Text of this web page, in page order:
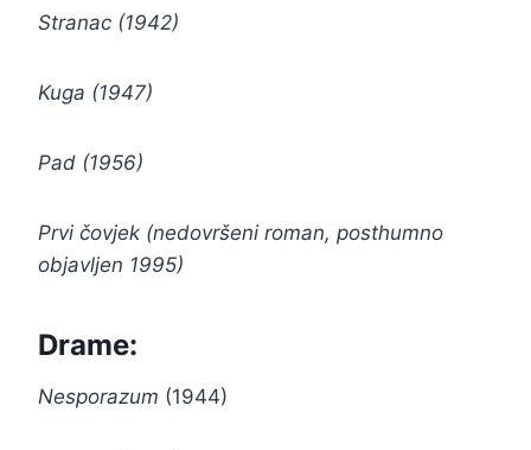
Stranac (1942)
Kuga (1947)
Pad (1956)
Prvi čovjek (nedovršeni roman, posthumno
objavljen 1995)
Drame:
Nesporazum (1944)